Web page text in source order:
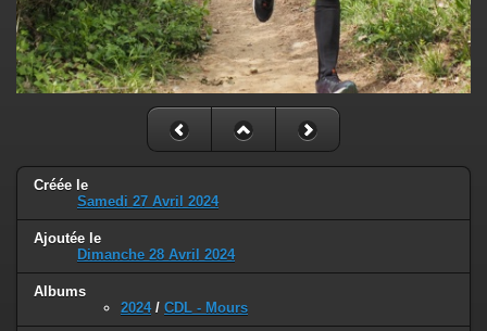
Créée le
Samedi 27 Avril 2024
Ajoutée le
Dimanche 28 Avril 2024
Albums
2024/ CDL - Mours